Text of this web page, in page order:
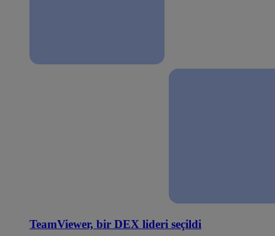
TeamViewer, bir DEX lideri seçildi